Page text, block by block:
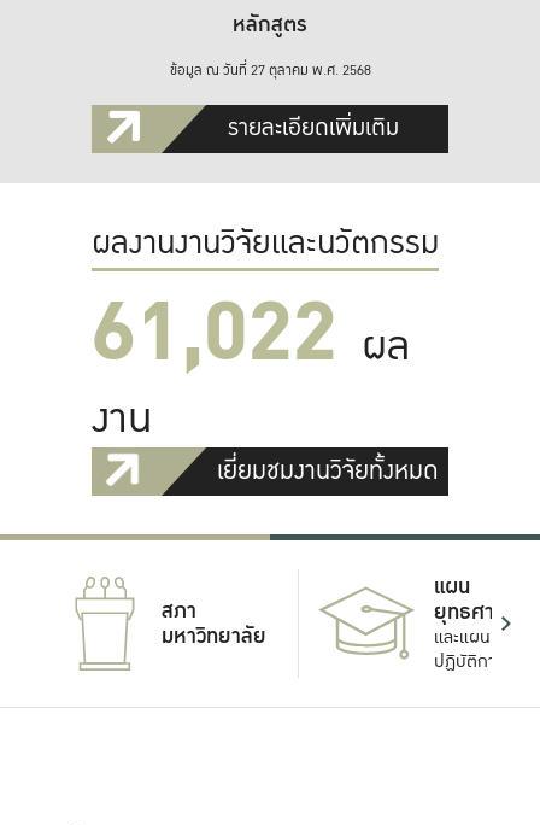
หลักสูตร
ข้อมูล ณ วันที่ 27 ตุลาคม พ.ศ. 2568
รายละเอียดเพิ่มเติม
ผลงานงานวิจัยและนวัตกรรม
61,022 ผล
งาน
เยี่ยมชมงานวิจัยทั้งหมด
สภา
มหาวิทยาลัย
แผน
ยุทธศาสตร์
และแผน
ปฏิบัติการ